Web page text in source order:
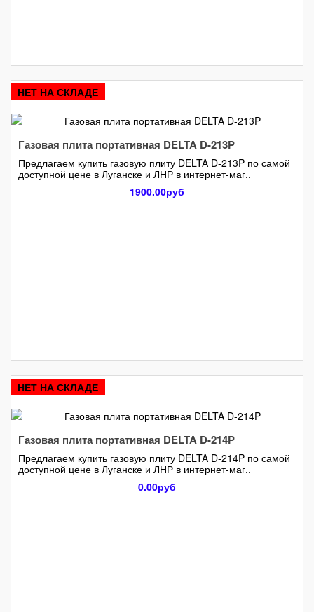
НЕТ НА СКЛАДЕ
Газовая плита портативная DELTA D-213P
Предлагаем купить газовую плиту DELTA D-213P по самой
доступной цене в Луганске и ЛНР в интернет-маг..
1900.00руб
НЕТ НА СКЛАДЕ
Газовая плита портативная DELTA D-214P
Предлагаем купить газовую плиту DELTA D-214P по самой
доступной цене в Луганске и ЛНР в интернет-маг..
0.00руб